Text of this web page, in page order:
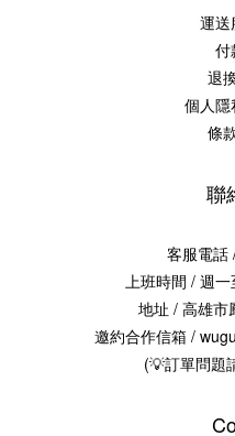
運送
付
退
個人
條
聯
客服電話
上班時間 / 週
地址 / 高雄市
邀約合作信箱 /
(💡訂單問題